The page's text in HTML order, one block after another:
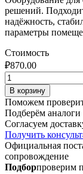
решений.
надёжность,
параметры
Стоимость
₽870.00
Количество
товара
ВПО
200х150
L-
500
на
шине
воздуховод
В корзину
Поможем
Подберём
Согласуем
Получить
Официальная
сопровождение
Подборпроверим